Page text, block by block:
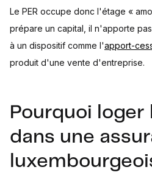
Le PER occupe donc l'étage «
prépare un capital, il n'apporte
à un dispositif comme l'apport-
produit d'une vente d'entreprise.
Pourquoi loger
dans une